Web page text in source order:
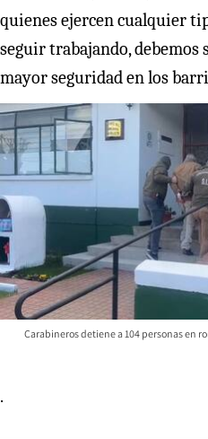
quienes ejercen cualquier
seguir trabajando, debemos
mayor seguridad en los
Carabineros detiene a 104 personas en
.